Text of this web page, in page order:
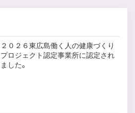
２０２６東広島働く人の健康づくり
プロジェクト認定事業所に認定され
ました。